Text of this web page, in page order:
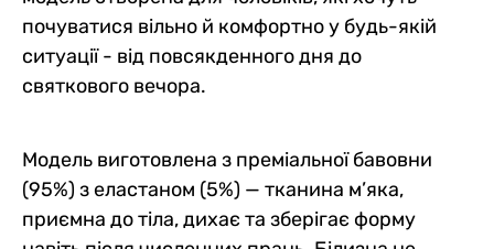
почуватися вільно й комфортно у будь-якій
ситуації - від повсякденного дня до
святкового вечора.
Модель виготовлена з преміальної бавовни
(95%) з еластаном (5%) — тканина м’яка,
приємна до тіла, дихає та зберігає форму